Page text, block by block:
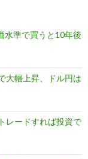
水準で買うと10年後
大幅上昇、ドル円は
レードすれば投資で